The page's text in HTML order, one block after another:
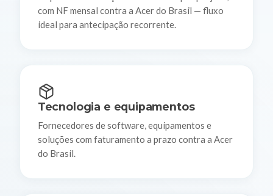
com NF mensal contra a Acer do Brasil — fluxo
ideal para antecipação recorrente.
Tecnologia e equipamentos
Fornecedores de software, equipamentos e
soluções com faturamento a prazo contra a Acer
do Brasil.